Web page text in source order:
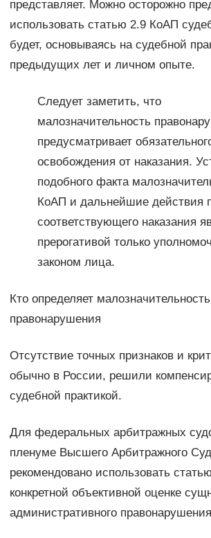
представляет. Можно осторожно
использовать статью 2.9 КоАП
будет, основываясь на судебной
предыдущих лет и личном опыте.
Следует заметить, что
малозначительность
предусматривает
освобождения от наказания.
подобного факта
КоАП и дальнейшие действия
соответствующего наказания
прерогативой только
законом лица.
Кто определяет малозначительность
правонарушения
Отсутствие точных признаков и
обычно в России, решили
судебной практикой.
Для федеральных арбитражных
пленуме Высшего Арбитражного
рекомендовано использовать
конкретной объективной оценке
административного